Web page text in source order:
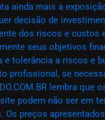
ainda mais a
decisão de
dos riscos e custos
seus objetivos
e tolerância a riscos e
profissional, se
lembra que
podem não ser em
Os preços